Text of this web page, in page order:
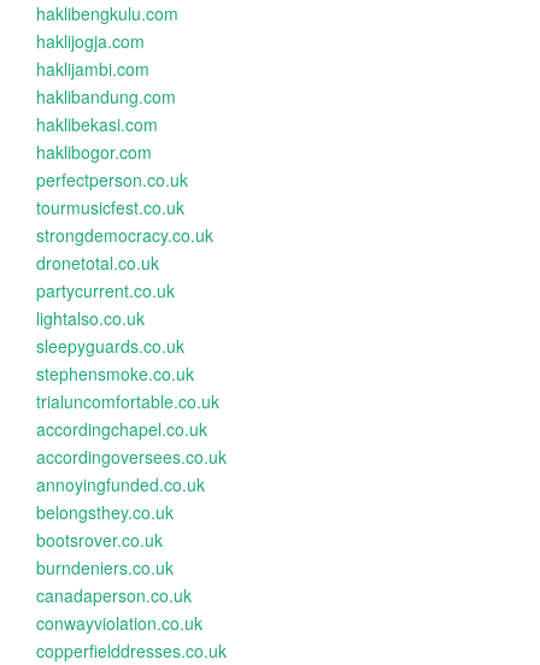
haklibengkulu.com
haklijogja.com
haklijambi.com
haklibandung.com
haklibekasi.com
haklibogor.com
perfectperson.co.uk
tourmusicfest.co.uk
strongdemocracy.co.uk
dronetotal.co.uk
partycurrent.co.uk
lightalso.co.uk
sleepyguards.co.uk
stephensmoke.co.uk
trialuncomfortable.co.uk
accordingchapel.co.uk
accordingoversees.co.uk
annoyingfunded.co.uk
belongsthey.co.uk
bootsrover.co.uk
burndeniers.co.uk
canadaperson.co.uk
conwayviolation.co.uk
copperfielddresses.co.uk